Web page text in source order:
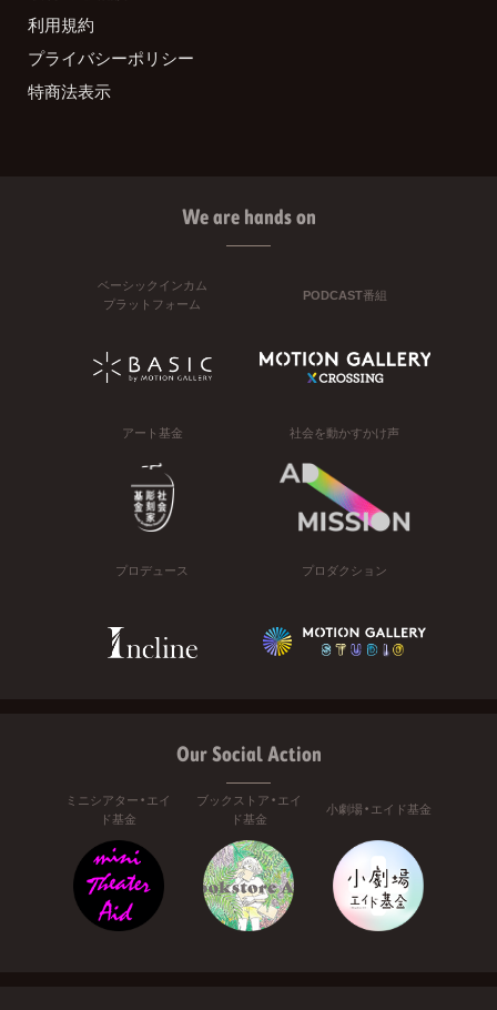
利用規約
プライバシーポリシー
特商法表示
We are hands on
ベーシックインカム
プラットフォーム
PODCAST番組
アート基金 社会を動かすかけ声
プロデュース プロダクション
Our Social Action
ミニシアター・エイ
ド基金
ブックストア・エイ
ド基金
小劇場・エイド基金